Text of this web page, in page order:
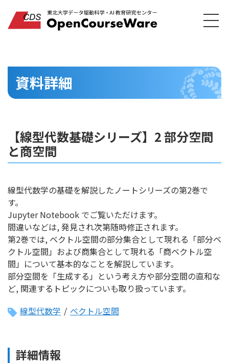
資料詳細
【線型代数基礎シリーズ】2 部分空間
と商空間
線型代数学の基礎を解説したノートシリーズの第2巻で
す。
Jupyter Notebook でご覧いただけます。
間違いなどは, 発見され次第随時修正されます。
第2巻では, ベクトル空間の部分集合として現れる「部分ベ
クトル空間」および商集合として現れる「商ベクトル空
間」について基本的なことを解説しています。
部分空間を「生成する」という考え方や部分空間の直和な
ど, 関連するトピックについも取り扱っています。
線型代数学 / ベクトル空間
詳細情報